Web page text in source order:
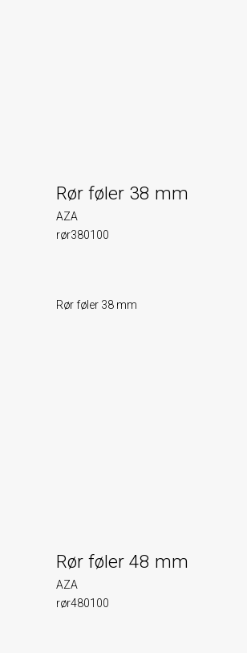
Rør føler 38 mm
AZA
rør380100
Rør føler 38 mm
Rør føler 48 mm
AZA
rør480100